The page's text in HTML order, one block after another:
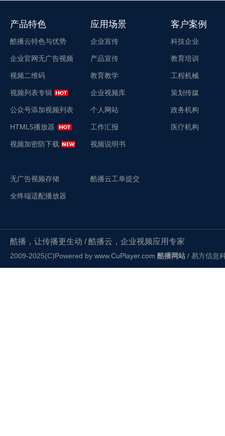
产品特色
酷播云特色与优势
企业官网无广告视频
视频二维码
视频列表专辑
公众号添加视频列表
HTML5播放器
视频加密防下载
无广告视频存储
全终端适配播放器
应用场景
企业宣传
产品宣传
教育教学
企业视频库
个人网站
工作汇报
视频说明书
酷播云工单提交
客户案例
科技企业
教育培训
工程机械
策划传媒
政务机构
医疗机构
酷播，让传播更生动 / 酷播云，企业视频应用专家
2009-2025(C)Powered by www.CuPlayer.com 酷播网站 / 易方信息